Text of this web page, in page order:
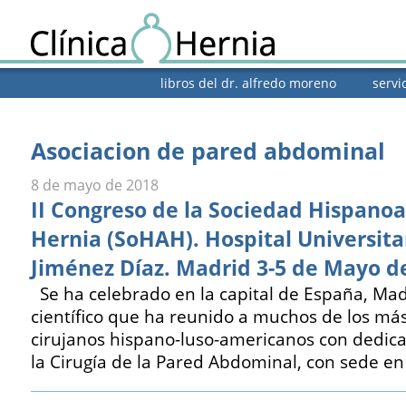
libros del dr. alfredo moreno
Asociacion de pared abdominal
8 de mayo de 2018
II Congreso de la Sociedad
Hernia (SoHAH). Hospital
Jiménez Díaz. Madrid 3-5 de Mayo
Se ha celebrado en la capital de España,
científico que ha reunido a muchos de los
cirujanos hispano-luso-americanos con
la Cirugía de la Pared Abdominal, con sede